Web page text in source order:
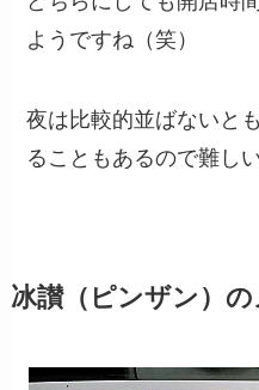
ようですね（笑）
夜は比較的並ばないと
ることもあるので難し
冰讃（ピンザン）